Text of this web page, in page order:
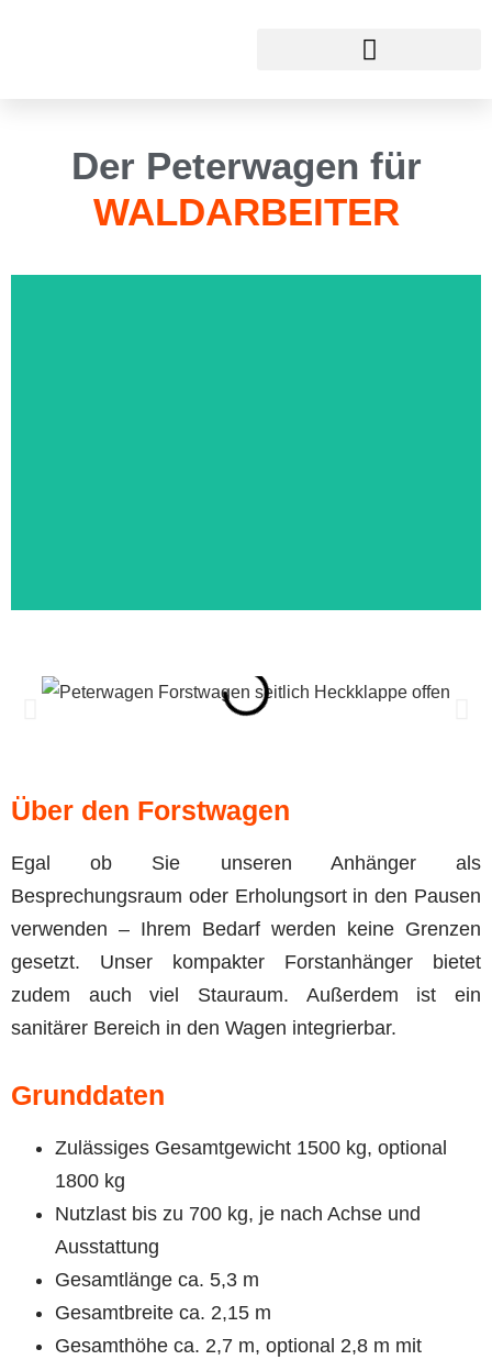
Der Peterwagen für
WALDARBEITER
Über den Forstwagen
Egal ob Sie unseren Anhänger als
Besprechungsraum oder Erholungsort in den Pausen
verwenden – Ihrem Bedarf werden keine Grenzen
gesetzt. Unser kompakter Forstanhänger bietet
zudem auch viel Stauraum. Außerdem ist ein
sanitärer Bereich in den Wagen integrierbar.
Grunddaten
Zulässiges Gesamtgewicht 1500 kg, optional
1800 kg
Nutzlast bis zu 700 kg, je nach Achse und
Ausstattung
Gesamtlänge ca. 5,3 m
Gesamtbreite ca. 2,15 m
Gesamthöhe ca. 2,7 m, optional 2,8 m mit